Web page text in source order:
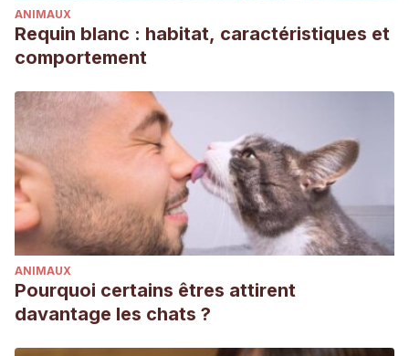
ANIMAUX
Requin blanc : habitat, caractéristiques et
comportement
ANIMAUX
Pourquoi certains êtres attirent
davantage les chats ?